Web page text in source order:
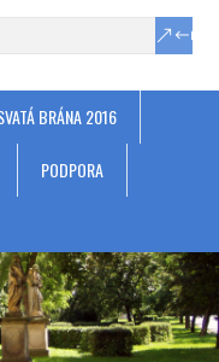
BRÁNA 2016
PODPORA